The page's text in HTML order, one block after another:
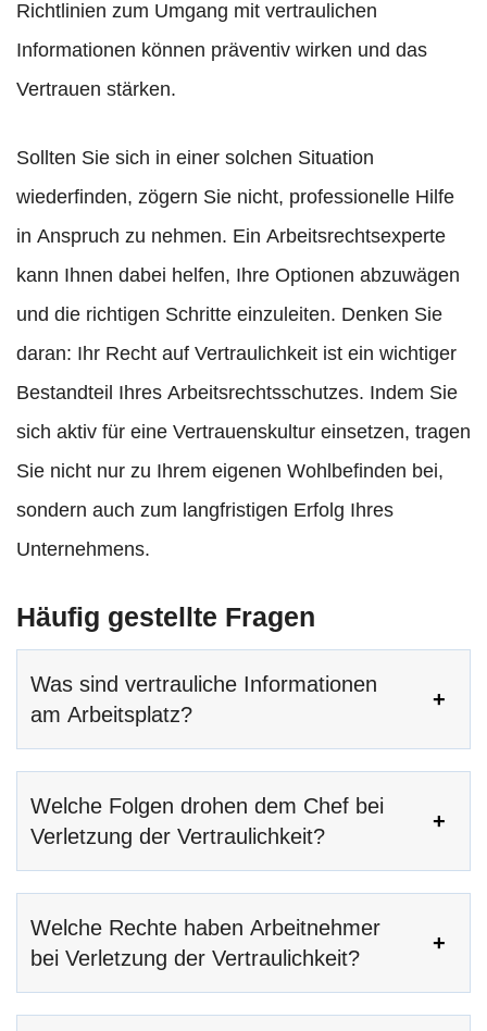
Richtlinien zum Umgang mit vertraulichen
Informationen können präventiv wirken und das
Vertrauen stärken.
Sollten Sie sich in einer solchen Situation
wiederfinden, zögern Sie nicht, professionelle Hilfe
in Anspruch zu nehmen. Ein Arbeitsrechtsexperte
kann Ihnen dabei helfen, Ihre Optionen abzuwägen
und die richtigen Schritte einzuleiten. Denken Sie
daran: Ihr Recht auf Vertraulichkeit ist ein wichtiger
Bestandteil Ihres Arbeitsrechtsschutzes. Indem Sie
sich aktiv für eine Vertrauenskultur einsetzen, tragen
Sie nicht nur zu Ihrem eigenen Wohlbefinden bei,
sondern auch zum langfristigen Erfolg Ihres
Unternehmens.
Häufig gestellte Fragen
Was sind vertrauliche Informationen
am Arbeitsplatz?
Welche Folgen drohen dem Chef bei
Verletzung der Vertraulichkeit?
Welche Rechte haben Arbeitnehmer
bei Verletzung der Vertraulichkeit?